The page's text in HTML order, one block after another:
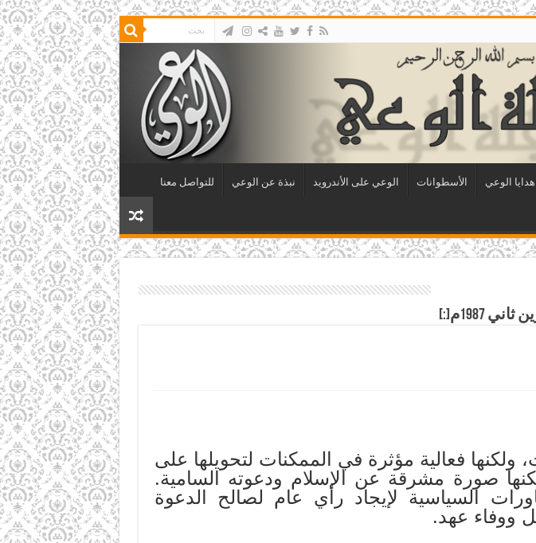
هدايا الوعي الأسطوانات الوعي على الأندرويد نبذة عن الوعي للتواصل معنا
فعالية مؤثرة في الممكنات لتحويلها على
صورة مشرقة عن الإسلام ودعوته السامية.
السياسية لإيجاد رأي عام لصالح الدعوة
ووفاء عهد.